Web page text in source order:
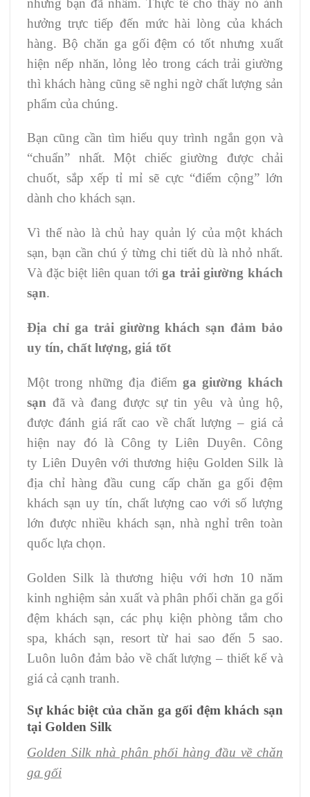
hưởng trực tiếp đến mức hài lòng của khách
hàng. Bộ chăn ga gối đệm có tốt nhưng xuất
hiện nếp nhăn, lỏng lẻo trong cách trải giường
thì khách hàng cũng sẽ nghi ngờ chất lượng sản
phẩm của chúng.
Bạn cũng cần tìm hiểu quy trình ngắn gọn và
“chuẩn” nhất. Một chiếc giường được chải
chuốt, sắp xếp tỉ mỉ sẽ cực “điểm cộng” lớn
dành cho khách sạn.
Vì thế nào là chủ hay quản lý của một khách
sạn, bạn cần chú ý từng chi tiết dù là nhỏ nhất.
Và đặc biệt liên quan tớiga trải giường khách
sạn.
Địa chỉ ga trải giường khách sạn đảm bảo
uy tín, chất lượng, giá tốt
Một trong những địa điểm ga giường khách
sạn đã và đang được sự tin yêu và ủng hộ,
được đánh giá rất cao về chất lượng – giá cả
hiện nay đó là Công ty Liên Duyên. Công
ty Liên Duyên với thương hiệu Golden Silk là
địa chỉ hàng đầu cung cấp chăn ga gối đệm
khách sạn uy tín, chất lượng cao với số lượng
lớn được nhiều khách sạn, nhà nghỉ trên toàn
quốc lựa chọn.
Golden Silk là thương hiệu với hơn 10 năm
kinh nghiệm sản xuất và phân phối chăn ga gối
đệm khách sạn, các phụ kiện phòng tắm cho
spa, khách sạn, resort từ hai sao đến 5 sao.
Luôn luôn đảm bảo về chất lượng – thiết kế và
giá cả cạnh tranh.
Sự khác biệt của chăn ga gối đệm khách sạn
tại Golden Silk
Golden Silk nhà phân phối hàng đầu về chăn
ga gối